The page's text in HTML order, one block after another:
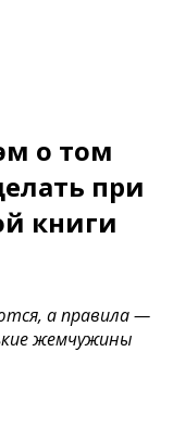
о том
при
книги
а правила —
жемчужины